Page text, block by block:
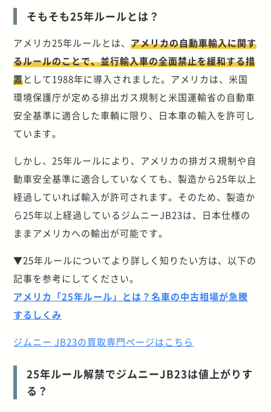
そもそも25年ルールとは？
アメリカ25年ルールとは、アメリカの自動車輸入に関す
るルールのことで、並行輸入車の全面禁止を緩和する措
置として1988年に導入されました。アメリカは、米国
環境保護庁が定める排出ガス規制と米国運輸省の自動車
安全基準に適合した車輌に限り、日本車の輸入を許可し
ています。
しかし、25年ルールにより、アメリカの排ガス規制や自
動車安全基準に適合していなくても、製造から25年以上
経過していれば輸入が許可されます。そのため、製造か
ら25年以上経過しているジムニーJB23は、日本仕様の
ままアメリカへの輸出が可能です。
▼25年ルールについてより詳しく知りたい方は、以下の
記事を参考にしてください。
アメリカ「25年ルール」とは？名車の中古相場が急騰
するしくみ
ジムニー JB23の買取専門ページはこちら
25年ルール解禁でジムニーJB23は値上がりす
る？